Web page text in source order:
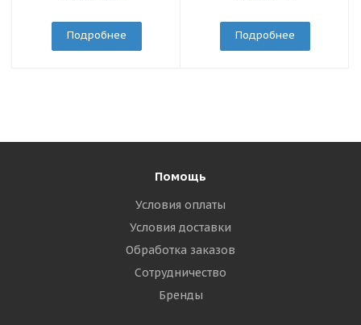
Подробнее Подробнее
Помощь
Условия оплаты
Условия доставки
Обработка заказов
Сотрудничество
Бренды